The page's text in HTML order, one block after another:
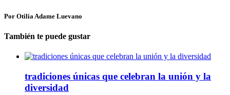
Por Otilia Adame Luevano
También te puede gustar
tradiciones únicas que celebran la unión y la
diversidad